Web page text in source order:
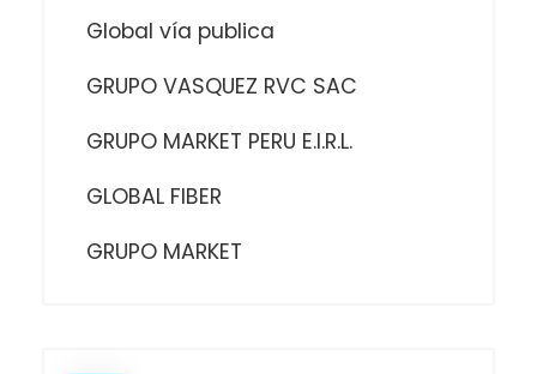
Global vía publica
GRUPO VASQUEZ RVC SAC
GRUPO MARKET PERU E.I.R.L.
GLOBAL FIBER
GRUPO MARKET